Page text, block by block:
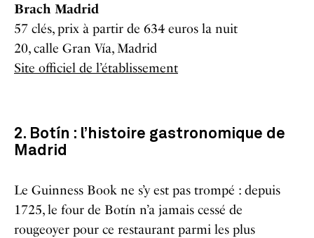
Brach Madrid
57 clés, prix à partir de 634 euros la nuit
20, calle Gran Vía, Madrid
Site officiel de l’établissement
2. Botín : l’histoire gastronomique de
Madrid
Le Guinness Book ne s’y est pas trompé : depuis
1725, le four de Botín n’a jamais cessé de
rougeoyer pour ce restaurant parmi les plus